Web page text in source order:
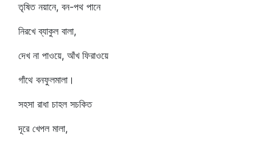
তৃষিত নয়ানে, বন-পথ পানে
নিরখে ব্যাকুল বালা,
দেখ না পাওয়ে, আঁখ ফিরাওয়ে
গাঁথে বনফুলমালা।
সহসা রাধা চাহল সচকিত
দূরে খেপল মালা,